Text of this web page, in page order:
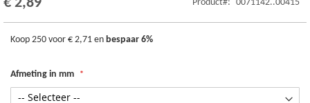
afbeeldingen-
gallerij
Product 0071142..00415
Koop 250 voor € 2,71 en bespaar 6%
Afmeting in mm